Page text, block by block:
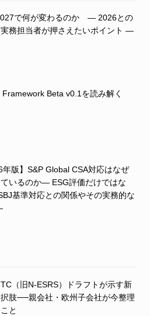
で何が変わるのか ― 2026との
務担当者が押さえたいポイント ―
Beta v0.1を読み解く
年版】S&P Global CSA対応はなぜ
いるのか― ESG評価だけではな
基準対応との関係やその実務的な
（旧N-ESRS）ドラフトが示す新
肢──親会社・欧州子会社が今整理
と